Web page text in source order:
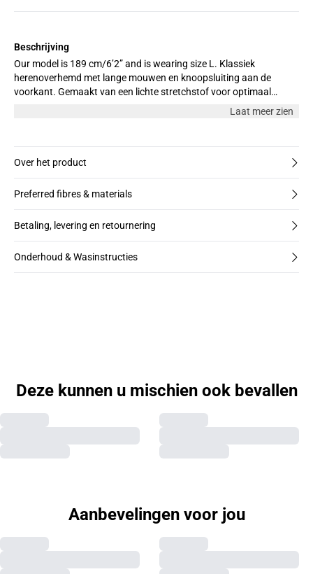
Beschrijving
Our model is 189 cm/6’2” and is wearing size L. Klassiek
herenoverhemd met lange mouwen en knoopsluiting aan de
voorkant. Gemaakt van een lichte stretchstof voor optimaal
draagcomfort en een flexibele pasvorm. Perfect voor elkeLaat meer zien
Over het product
Preferred fibres & materials
Betaling, levering en retournering
Onderhoud & Wasinstructies
Deze kunnen u mischien ook bevallen
Aanbevelingen voor jou